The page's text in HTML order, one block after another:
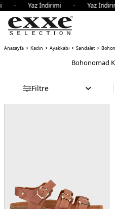
- Yaz İndirimi - Yaz
Anasayfa Kadın Ayakkabı Sandalet
Bohonomad
Filtre